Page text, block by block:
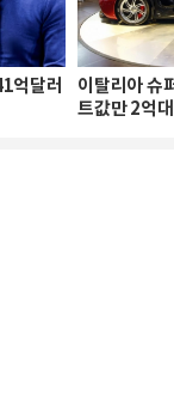
억달러
이탈리아 슈
트값만 2억대